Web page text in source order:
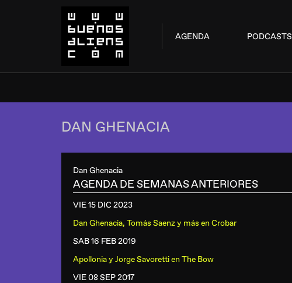
AGENDA PODCASTS
DAN GHENACIA
Dan Ghenacia
AGENDA DE SEMANAS ANTERIORES
VIE 15 DIC 2023
Dan Ghenacia, Tomás Saenz y más enCrobar
SAB 16 FEB2019
Apollonia y Jorge SavorettienThe Bow
VIE 08 SEP2017